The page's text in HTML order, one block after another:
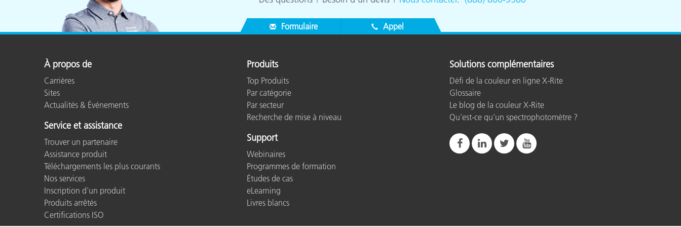
Formulaire Appel
À propos de
Carrières
Sites
Actualités & Événements
Service et assistance
Trouver un partenaire
Assistance produit
Téléchargements les plus courants
Nos services
Inscription d’un produit
Produits arrêtés
Certifications ISO
Produits
Top Produits
Par catégorie
Par secteur
Recherche de mise à niveau
Support
Webinaires
Programmes de formation
Études de cas
eLearning
Livres blancs
Solutions complémentaires
Défi de la couleur en ligne X-Rite
Glossaire
Le blog de la couleur X-Rite
Qu’est-ce qu’un spectrophotomètre ?